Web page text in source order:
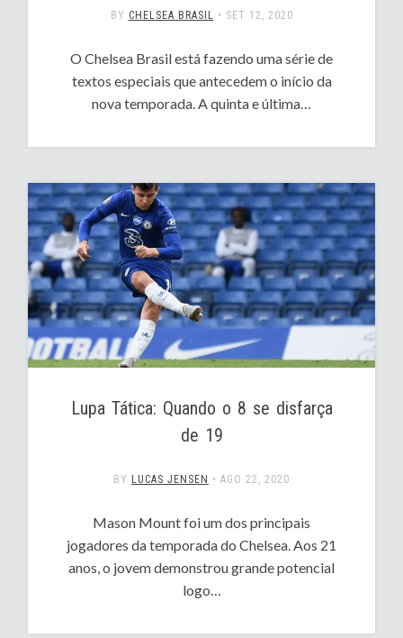
BY CHELSEA BRASIL • SET 12, 2020
O Chelsea Brasil está fazendo uma série de
textos especiais que antecedem o início da
nova temporada. A quinta e última…
Lupa Tática: Quando o 8 se disfarça
de 19
BY LUCAS JENSEN • AGO 22, 2020
Mason Mount foi um dos principais
jogadores da temporada do Chelsea. Aos 21
anos, o jovem demonstrou grande potencial
logo…